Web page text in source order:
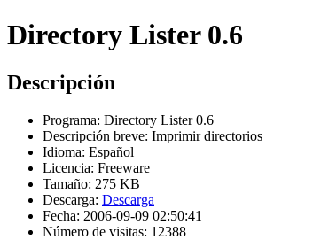
Directory Lister 0.6
Descripción
Programa: Directory Lister 0.6
Descripción breve: Imprimir directorios
Idioma: Español
Licencia: Freeware
Tamaño: 275 KB
Descarga: Descarga
Fecha: 2006-09-09 02:50:41
Número de visitas: 12388